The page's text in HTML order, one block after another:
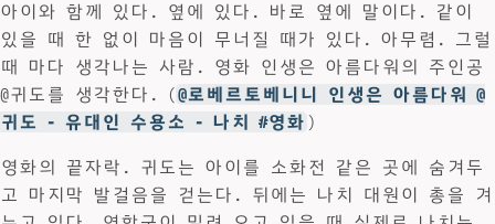
아이와 함께 있다. 옆에 있다. 바로 옆에 말이다. 같이
있을 때 한 없이 마음이 무너질 때가 있다. 아무렴. 그럴
때 마다 생각나는 사람. 영화 인생은 아름다워의 주인공
@귀도를 생각한다. (@로베르토베니니 인생은 아름다워 @
귀도 - 유대인 수용소 - 나치 #영화 )
영화의 끝자락. 귀도는 아이를 소화전 같은 곳에 숨겨두
고 마지막 발걸음을 걷는다. 뒤에는 나치 대원이 총을 겨